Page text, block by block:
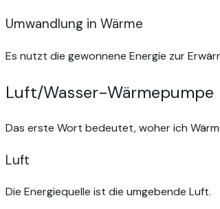
Umwandlung in Wärme
Es nutzt die gewonnene Energie zur
Luft/Wasser-Wärmepumpe
Das erste Wort bedeutet, woher ich
Luft
Die Energiequelle ist die umgebende Luft.